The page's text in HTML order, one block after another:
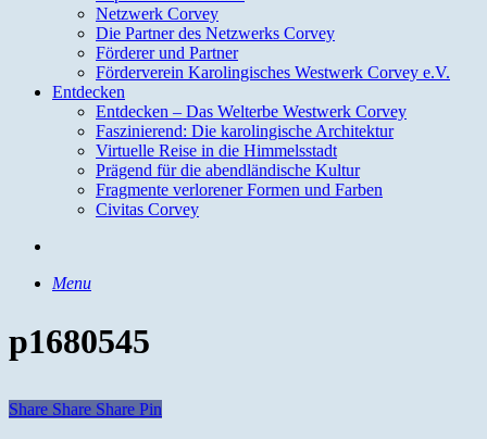
Netzwerk Corvey
Die Partner des Netzwerks Corvey
Förderer und Partner
Förderverein Karolingisches Westwerk Corvey e.V.
Entdecken
Entdecken – Das Welterbe Westwerk Corvey
Faszinierend: Die karolingische Architektur
Virtuelle Reise in die Himmelsstadt
Prägend für die abendländische Kultur
Fragmente verlorener Formen und Farben
Civitas Corvey
Menu
p1680545
Share Share Share Pin